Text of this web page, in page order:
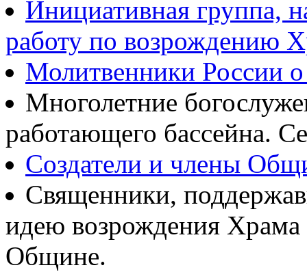
Инициативная группа,
работу по возрождению
Молитвенники России
Многолетние
работающего бассейна.
Создатели и члены
Священники,
идею возрождения
Общине.